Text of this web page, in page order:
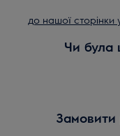
до нашої сторінки
Чи була